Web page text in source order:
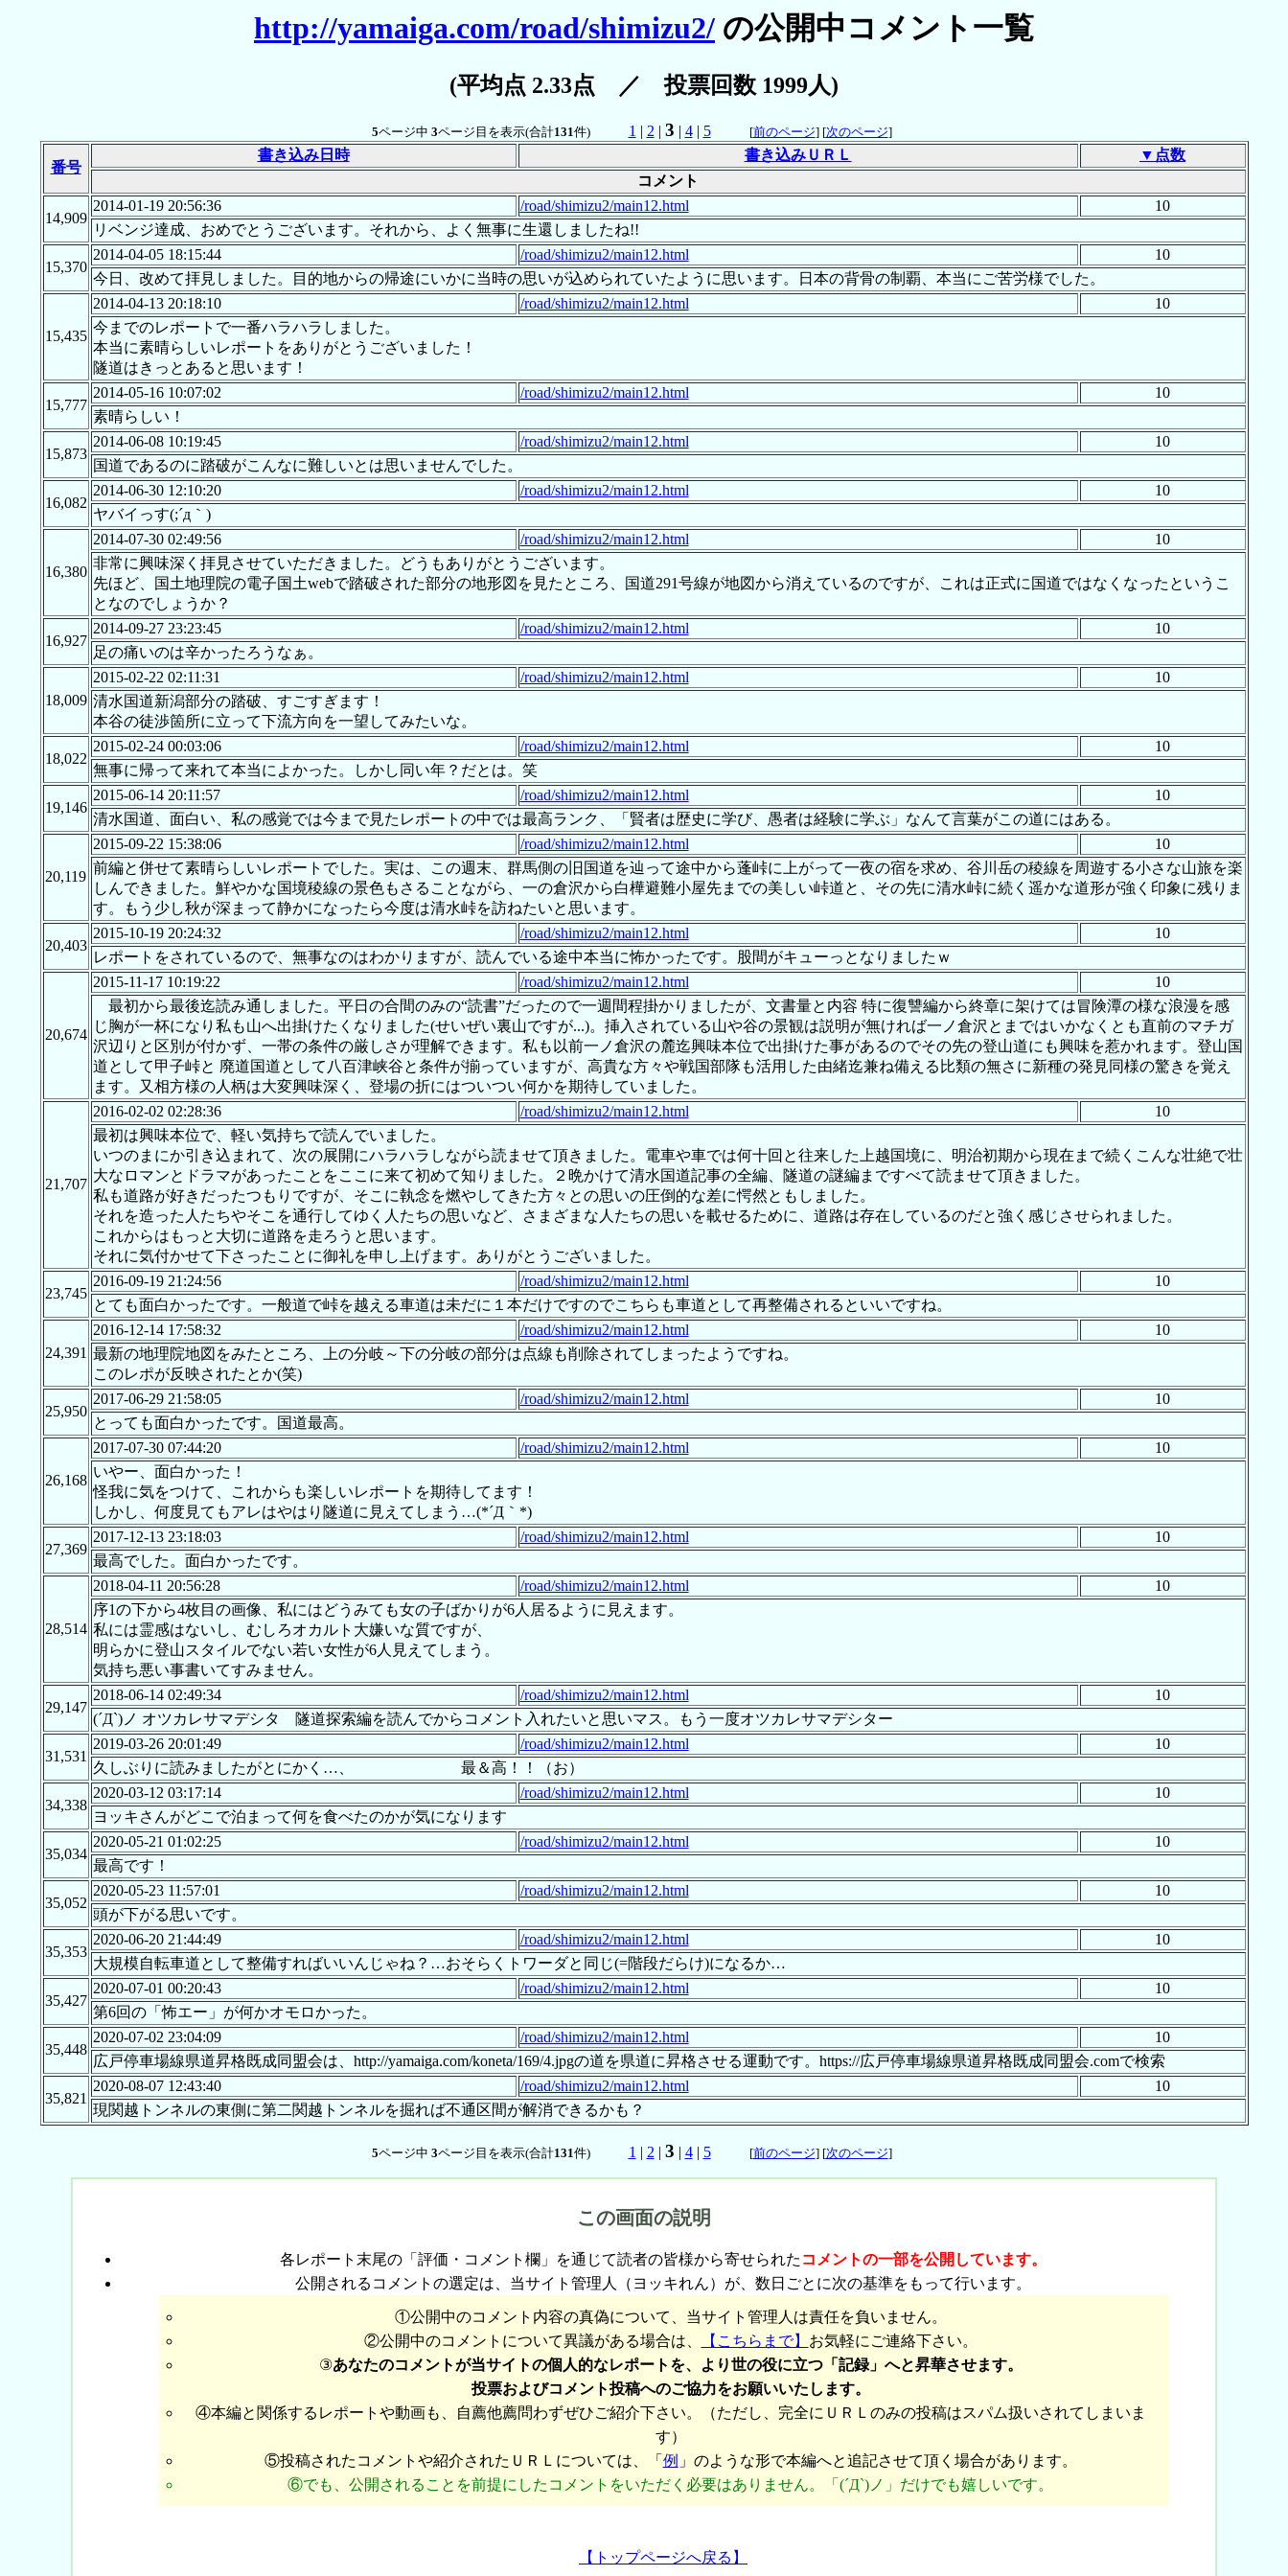
http://yamaiga.com/road/shimizu2/ の公開中コメント一覧
(平均点 2.33点 ／ 投票回数 1999人)
5ページ中 3ページ目を表示(合計131件) 1 | 2 | 3 | 4| 5 [前のページ] [次のページ]
番号
書き込み日時 書き込みＵＲＬ
▼点数
コメント
14,909
2014-01-19 20:56:36 /road/shimizu2/main12.html
10
リベンジ達成、おめでとうございます。それから、よく無事に生還しましたね!!
15,370
2014-04-05 18:15:44 /road/shimizu2/main12.html
10
今日、改めて拝見しました。目的地からの帰途にいかに当時の思いが込められていたように思います。日本の背骨の制覇、本当にご苦労様でした。
15,435
2014-04-13 20:18:10 /road/shimizu2/main12.html
10
今までのレポートで一番ハラハラしました。
本当に素晴らしいレポートをありがとうございました！
隧道はきっとあると思います！
15,777
2014-05-16 10:07:02 /road/shimizu2/main12.html
10
素晴らしい！
15,873
2014-06-08 10:19:45 /road/shimizu2/main12.html
10
国道であるのに踏破がこんなに難しいとは思いませんでした。
16,082
2014-06-30 12:10:20 /road/shimizu2/main12.html
10
ヤバイっす(;´д｀)
16,380
2014-07-30 02:49:56 /road/shimizu2/main12.html
10
非常に興味深く拝見させていただきました。どうもありがとうございます。
先ほど、国土地理院の電子国土webで踏破された部分の地形図を見たところ、国道291号線が地図から消えているのですが、これは正式に国道ではなくなったというこ
となのでしょうか？
16,927
2014-09-27 23:23:45 /road/shimizu2/main12.html
10
足の痛いのは辛かったろうなぁ。
18,009
2015-02-22 02:11:31 /road/shimizu2/main12.html
10
清水国道新潟部分の踏破、すごすぎます！
本谷の徒渉箇所に立って下流方向を一望してみたいな。
18,022
2015-02-24 00:03:06 /road/shimizu2/main12.html
10
無事に帰って来れて本当によかった。しかし同い年？だとは。笑
19,146
2015-06-14 20:11:57 /road/shimizu2/main12.html
10
清水国道、面白い、私の感覚では今まで見たレポートの中では最高ランク、「賢者は歴史に学び、愚者は経験に学ぶ」なんて言葉がこの道にはある。
20,119
2015-09-22 15:38:06 /road/shimizu2/main12.html
10
前編と併せて素晴らしいレポートでした。実は、この週末、群馬側の旧国道を辿って途中から蓬峠に上がって一夜の宿を求め、谷川岳の稜線を周遊する小さな山旅を楽
しんできました。鮮やかな国境稜線の景色もさることながら、一の倉沢から白樺避難小屋先までの美しい峠道と、その先に清水峠に続く遥かな道形が強く印象に残りま
す。もう少し秋が深まって静かになったら今度は清水峠を訪ねたいと思います。
20,403
2015-10-19 20:24:32 /road/shimizu2/main12.html
10
レポートをされているので、無事なのはわかりますが、読んでいる途中本当に怖かったです。股間がキューっとなりましたｗ
20,674
2015-11-17 10:19:22 /road/shimizu2/main12.html
10
最初から最後迄読み通しました。平日の合間のみの“読書”だったので一週間程掛かりましたが、文書量と内容 特に復讐編から終章に架けては冒険潭の様な浪漫を感
じ胸が一杯になり私も山へ出掛けたくなりました(せいぜい裏山ですが...)。挿入されている山や谷の景観は説明が無ければ一ノ倉沢とまではいかなくとも直前のマチガ
沢辺りと区別が付かず、一帯の条件の厳しさが理解できます。私も以前一ノ倉沢の麓迄興味本位で出掛けた事があるのでその先の登山道にも興味を惹かれます。登山国
道として甲子峠と 廃道国道として八百津峡谷と条件が揃っていますが、高貴な方々や戦国部隊も活用した由緒迄兼ね備える比類の無さに新種の発見同様の驚きを覚え
ます。又相方様の人柄は大変興味深く、登場の折にはついつい何かを期待していました。
21,707
2016-02-02 02:28:36 /road/shimizu2/main12.html
10
最初は興味本位で、軽い気持ちで読んでいました。
いつのまにか引き込まれて、次の展開にハラハラしながら読ませて頂きました。電車や車では何十回と往来した上越国境に、明治初期から現在まで続くこんな壮絶で壮
大なロマンとドラマがあったことをここに来て初めて知りました。２晩かけて清水国道記事の全編、隧道の謎編まですべて読ませて頂きました。
私も道路が好きだったつもりですが、そこに執念を燃やしてきた方々との思いの圧倒的な差に愕然ともしました。
それを造った人たちやそこを通行してゆく人たちの思いなど、さまざまな人たちの思いを載せるために、道路は存在しているのだと強く感じさせられました。
これからはもっと大切に道路を走ろうと思います。
それに気付かせて下さったことに御礼を申し上げます。ありがとうございました。
23,745
2016-09-19 21:24:56 /road/shimizu2/main12.html
10
とても面白かったです。一般道で峠を越える車道は未だに１本だけですのでこちらも車道として再整備されるといいですね。
24,391
2016-12-14 17:58:32 /road/shimizu2/main12.html
10
最新の地理院地図をみたところ、上の分岐～下の分岐の部分は点線も削除されてしまったようですね。
このレポが反映されたとか(笑)
25,950
2017-06-29 21:58:05 /road/shimizu2/main12.html
10
とっても面白かったです。国道最高。
26,168
2017-07-30 07:44:20 /road/shimizu2/main12.html
10
いやー、面白かった！
怪我に気をつけて、これからも楽しいレポートを期待してます！
しかし、何度見てもアレはやはり隧道に見えてしまう…(*´Д｀*)
27,369
2017-12-13 23:18:03 /road/shimizu2/main12.html
10
最高でした。面白かったです。
28,514
2018-04-11 20:56:28 /road/shimizu2/main12.html
10
序1の下から4枚目の画像、私にはどうみても女の子ばかりが6人居るように見えます。
私には霊感はないし、むしろオカルト大嫌いな質ですが、
明らかに登山スタイルでない若い女性が6人見えてしまう。
気持ち悪い事書いてすみません。
29,147
2018-06-14 02:49:34 /road/shimizu2/main12.html
10
(´Д`)ノ オツカレサマデシタ 隧道探索編を読んでからコメント入れたいと思いマス。もう一度オツカレサマデシター
31,531
2019-03-26 20:01:49 /road/shimizu2/main12.html
10
久しぶりに読みましたがとにかく…、 最＆高！！（お）
34,338
2020-03-12 03:17:14 /road/shimizu2/main12.html
10
ヨッキさんがどこで泊まって何を食べたのかが気になります
35,034
2020-05-21 01:02:25 /road/shimizu2/main12.html
10
最高です！
35,052
2020-05-23 11:57:01 /road/shimizu2/main12.html
10
頭が下がる思いです。
35,353
2020-06-20 21:44:49 /road/shimizu2/main12.html
10
大規模自転車道として整備すればいいんじゃね？…おそらくトワーダと同じ(=階段だらけ)になるか…
35,427
2020-07-01 00:20:43 /road/shimizu2/main12.html
10
第6回の「怖エー」が何かオモロかった。
35,448
2020-07-02 23:04:09 /road/shimizu2/main12.html
10
広戸停車場線県道昇格既成同盟会は、http://yamaiga.com/koneta/169/4.jpgの道を県道に昇格させる運動です。https://広戸停車場線県道昇格既成同盟会.comで検索
35,821
2020-08-07 12:43:40 /road/shimizu2/main12.html
10
現関越トンネルの東側に第二関越トンネルを掘れば不通区間が解消できるかも？
5ページ中 3ページ目を表示(合計131件) 1 | 2 | 3 | 4| 5 [前のページ] [次のページ]
この画面の説明
各レポート末尾の「評価・コメント欄」を通じて読者の皆様から寄せられた コメントの一部を公開しています。
公開されるコメントの選定は、当サイト管理人（ヨッキれん）が、数日ごとに次の基準をもって行います。
①公開中のコメント内容の真偽について、当サイト管理人は責任を負いません。
②公開中のコメントについて異議がある場合は、
【こちらまで】 お気軽にご連絡下さい。
③あなたのコメントが当サイトの個人的なレポートを、より世の役に立つ「記録」へと昇華させます。
投票およびコメント投稿へのご協力をお願いいたします。
④本編と関係するレポートや動画も、自薦他薦問わずぜひご紹介下さい。（ただし、完全にＵＲＬのみの投稿はスパム扱いされてしまいま
す）
⑤投稿されたコメントや紹介されたＵＲＬについては、「 例 」のような形で本編へと追記させて頂く場合があります。
⑥でも、公開されることを前提にしたコメントをいただく必要はありません。「(´Д`)ノ」だけでも嬉しいです。
【トップページへ戻る】